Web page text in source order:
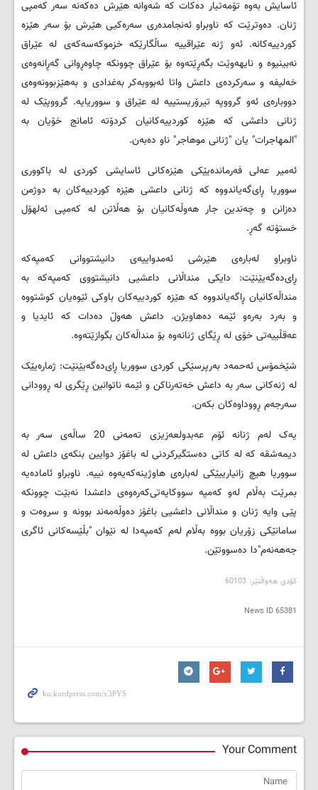
ئاسایش به‌وه‌ تۆمه‌تبار ده‌کات که‌ شه‌وانه‌ هێرش ده‌که‌نه‌ سه‌ر که‌مپی
ژنان. ده‌وترێت که‌ ناوبراو ئه‌نجامده‌ری سه‌ره‌کیی هێرش بۆ سه‌ر هێزه‌
کوردییه‌کانه‌. ئه‌و ژنه‌ عێراقییه‌ ساڵگارێکه‌ خزموکه‌سه‌که‌ی له‌ عێراق
نه‌بینیوه‌ و نایهه‌وێت بگه‌ڕێته‌وه‌ بۆ عێراق چوونکه‌ چاوه‌ڕوانی گه‌ڕانه‌وه‌ی
خه‌لیفه‌ و سه‌رکرده‌ی داعش واتا ئه‌بووبه‌کر به‌غدادی و به‌هێزبوونه‌وه‌ی
دووباره‌ی ئه‌و گرووپه‌ تیرۆریستییه‌ له‌ عێراق و سووریایه‌. گرووپێک له‌
ژنانی داعشی که‌ هێزه‌ کوردییه‌کانیان کردۆته‌ ئامانج خۆیان به‌
"المهاجرات" یان "ژنانی موهاجر" ناو ده‌به‌ن.
ئه‌میر عه‌لی فه‌رمانده‌یێکی هێزه‌کانی ئاسایشی کوردی له‌ باکووری
سووریا ڕای‌گه‌یاندووه‌ که‌ ژنانی داعشی هێزه‌ کوردییه‌کان به‌ دوژمن
ده‌زانن و چه‌ندین جار هه‌وڵه‌کانیان بۆ هه‌ڵاتن له‌ که‌مپی ئه‌لهۆل
خستۆته‌ گه‌ڕ.
ناوبراو له‌باره‌ی هێرشی ئه‌مدواییه‌ی دانیشتووانی که‌مپه‌که‌
ڕای‌ده‌گه‌یێنێت: دایکی منداڵانی‌ داعشیی دانیشتووی که‌مپه‌که‌ به‌
منداڵه‌کانیان ڕاگه‌یاندووه‌ که‌ هێزه‌ کوردییه‌کان باوکی ئێوه‌یان کوشتووه‌
و به‌رد به‌ره‌و ئێمه‌ ده‌هاویژن. داعش هه‌وڵ ده‌دات که‌ ئایدیا و
عه‌قڵییه‌تی خۆی له‌ ڕێگای ژنانه‌وه‌ بۆ منداڵه‌کان بگوازێته‌وه‌.
شێخمۆس ئه‌حمه‌د به‌رپرسێکی کوردی سووریا ڕای‌ده‌گه‌یێنێت: ژماره‌یێک
له‌ ژنه‌کانی سه‌ر به‌ داعش خه‌ته‌رناکن و ئێمه‌ ناتوانین ڕێگری له‌ ڕوودانی
سه‌رجه‌م ڕووداوه‌کان بکه‌ن.
یه‌ک له‌م ژنانه‌ ئۆم عه‌بدولعه‌زیزی ته‌مه‌نی 20 ساڵه‌ی سه‌ر به‌
دیمه‌شقه‌ که‌ له‌ کاتی ده‌ستگیرکردنی له‌ باغۆز دوایین بنکه‌ی داعش له‌
سووریا هیچ زانیارییێکی له‌باره‌ی هاوژینه‌که‌یه‌وه‌ نییه‌. ناوبراو ئاماده‌یه‌
بمرێت به‌ڵام له‌و که‌مپه‌ سووکایه‌تی‌که‌ره‌وه‌‌ی داعشدا نه‌بێت چوونکه‌
پێی وایه‌ ژنان و منداڵانی داعشیی باغۆز ده‌وڵه‌مه‌ند بوونه‌ و سروه‌ت و
سامانێکی زۆریان بووه‌ به‌ڵام له‌م که‌مپه‌دا له‌ نێوان "بڵێسه‌کانی ئاگری
جه‌هه‌نه‌م"دا ده‌سووتێن.
کۆدی هه‌واڵنێر: 60103
News ID65381
Your Comment